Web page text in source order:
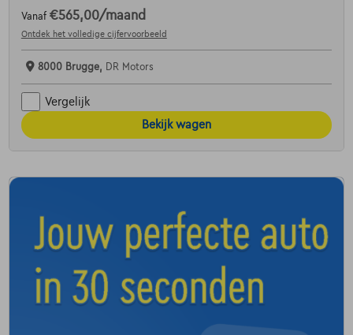
Vanaf €565,00/maand
Ontdek het volledige cijfervoorbeeld
8000 Brugge, DR Motors
Vergelijk
Bekijk wagen